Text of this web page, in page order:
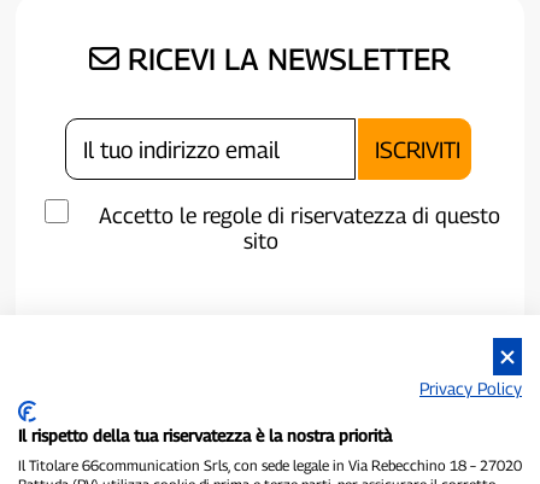
RICEVI LA NEWSLETTER
Accetto le regole di riservatezza di questo
sito
Privacy Policy
Il rispetto della tua riservatezza è la nostra priorità
Il Titolare 66communication Srls, con sede legale in Via Rebecchino 18 – 27020